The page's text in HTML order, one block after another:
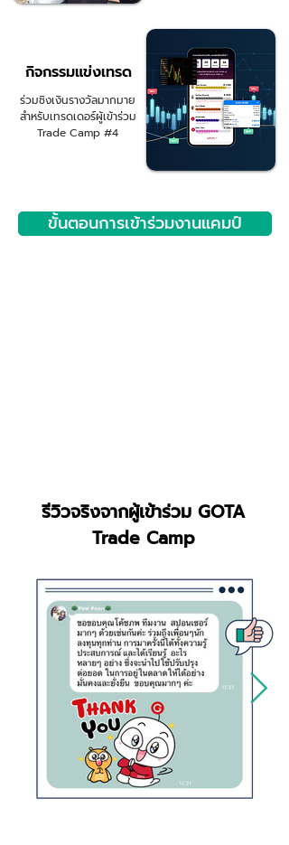
กิจกรรมแข่งเทรด
ร่วมชิงเงินรางวัลมากมาย
สำหรับเทรดเดอร์ผู้เข้าร่วม
Trade Camp #4
ขั้นตอนการเข้าร่วมงานแคมป์
รีวิวจริงจากผู้เข้าร่วม GOTA
Trade Camp